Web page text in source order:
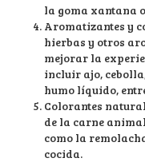
la goma xantana
Aromatizantes y
hierbas y otros
mejorar la
incluir ajo,
humo líquido,
Colorantes
de la carne
como la
cocida.